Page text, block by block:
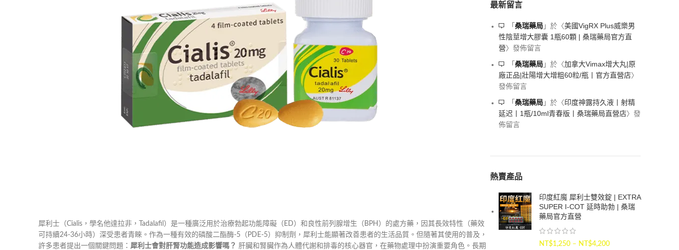
犀利士（Cialis，學名他達拉非，Tadalafil）是一種廣泛用於治療勃起功能障礙（ED）和良性前列腺增生（BPH）的處方藥，因其長效特性（藥效
可持續24-36小時）深受患者青睞。作為一種有效的磷酸二酯酶-5（PDE-5）抑制劑，犀利士能顯著改善患者的生活品質。但隨著其使用的普及，
許多患者提出一個關鍵問題： 犀利士會對肝腎功能造成影響嗎？ 肝臟和腎臟作為人體代謝和排毒的核心器官，在藥物處理中扮演重要角色。長期
最新留言
「 桑瑞藥局 」於〈美國VigRX Plus威樂男
性陰莖增大膠囊 1瓶60顆 | 桑瑞藥局官方直
營 〉發佈留言
「 桑瑞藥局 」於〈加拿大Vimax增大丸|原
廠正品|壯陽增大增粗60粒/瓶丨官方直營店〉
發佈留言
「 桑瑞藥局 」於〈 印度神露持久液丨射精
延迟丨1瓶/10ml青春版丨桑瑞藥局直營店〉發
佈留言
熱賣產品
印度紅魔 犀利士雙效錠 | EXTRA
SUPER I-COT 延時助勃 | 桑瑞
藥局官方直營
NT$1,250 – NT$4,200